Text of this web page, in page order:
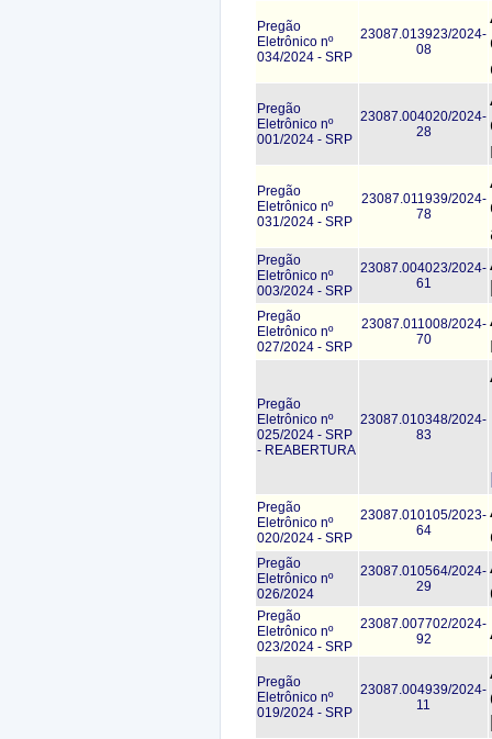
Pregão
Eletrônico nº
034/2024 - SRP
23087.013923/2024-
08
Pregão
Eletrônico nº
001/2024 - SRP
23087.004020/2024-
28
Pregão
Eletrônico nº
031/2024 - SRP
23087.011939/2024-
78
Pregão
Eletrônico nº
003/2024 - SRP
23087.004023/2024-
61
Pregão
Eletrônico nº
027/2024 - SRP
23087.011008/2024-
70
Pregão
Eletrônico nº
025/2024 - SRP
- REABERTURA
23087.010348/2024-
83
Pregão
Eletrônico nº
020/2024 - SRP
23087.010105/2023-
64
Pregão
Eletrônico nº
026/2024
23087.010564/2024-
29
Pregão
Eletrônico nº
023/2024 - SRP
23087.007702/2024-
92
Pregão
Eletrônico nº
019/2024 - SRP
23087.004939/2024-
11